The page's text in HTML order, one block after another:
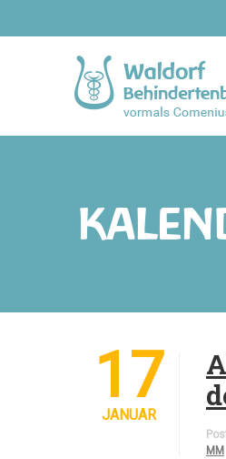
17
JANUAR
MM